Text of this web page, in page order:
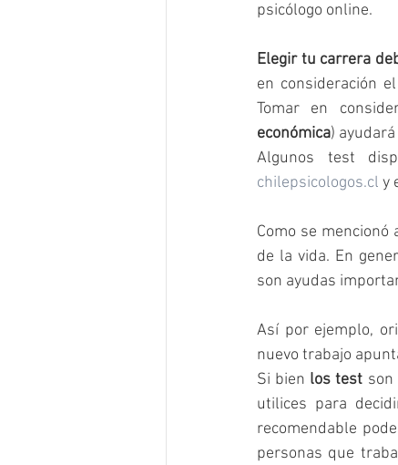
psicólogo online.
Elegir tu carrera
en consideración
Tomar en
económica)
chilepsicologos.cl y
Como se
de la vida. En
son ayudas
Así por ejemplo,
nuevo trabajo
Si bien los test son
utilices para
recomendable
personas que